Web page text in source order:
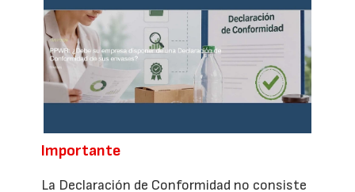
Importante
La Declaración de Conformidad no consiste